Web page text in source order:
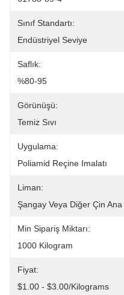
Sınıf Standartı:
Endüstriyel Seviye
Saflık:
%80-95
Görünüşü:
Temiz Sıvı
Uygulama:
Poliamid Reçine Imalatı
Liman:
Şangay Veya Diğer Çin Ana
Min Sipariş Miktarı:
1000 Kilogram
Fiyat:
$1.00 - $3.00/Kilograms